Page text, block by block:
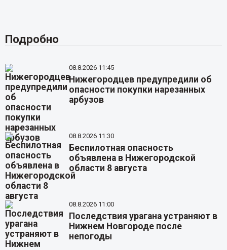
Подробно
08.8.2026 11:45
Нижегородцев предупредили об
опасности покупки нарезанных
арбузов
08.8.2026 11:30
Беспилотная опасность
объявлена в Нижегородской
области 8 августа
08.8.2026 11:00
Последствия урагана устраняют в
Нижнем Новгороде после
непогоды